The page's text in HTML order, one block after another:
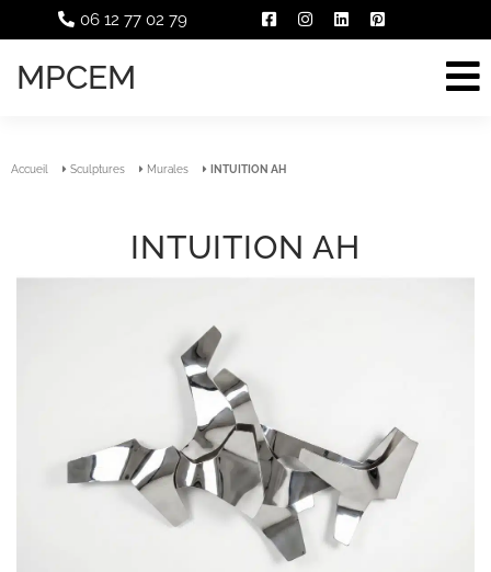
06 12 77 02 79
MPCEM
Accueil Sculptures Murales INTUITION AH
INTUITION AH